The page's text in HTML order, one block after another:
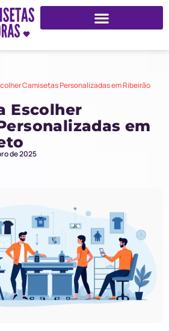
Camisetas Personalizadas em Ribeirão
Escolher
em
de 2025